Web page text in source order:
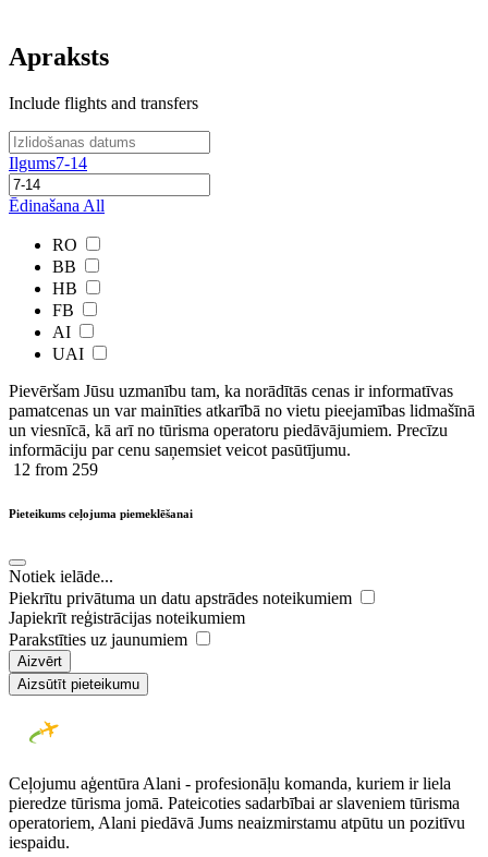
Apraksts
Include flights and transfers
Ilgums7-14
Ēdinašana All
RO
BB
HB
FB
AI
UAI
Pievēršam Jūsu uzmanību tam, ka norādītās cenas ir ​informatīvas ​
pamatcenas un var mainīties atkarībā ​no ​vietu pieejamības lidmašīnā
un viesnīcā, kā arī no tūrisma operatoru piedāvājumiem. Precīzu
informāciju par cenu saņemsiet veicot pasūtījumu.
12 from 259
Pieteikums ceļojuma piemeklēšanai
Notiek ielāde...
Piekrītu privātuma un datu apstrādes noteikumiem
Japiekrīt reģistrācijas noteikumiem
Parakstīties uz jaunumiem
Aizvērt
Aizsūtīt pieteikumu
Ceļojumu aģentūra Alani - profesionāļu komanda, kuriem ir liela
pieredze tūrisma jomā. Pateicoties sadarbībai ar slaveniem tūrisma
operatoriem, Alani piedāvā Jums neaizmirstamu atpūtu un pozitīvu
iespaidu.